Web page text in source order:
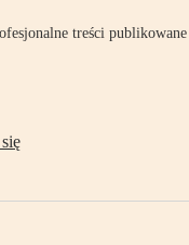
treści publikowane